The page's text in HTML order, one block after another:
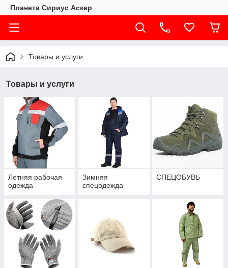
Планета Сириус Аскер
Товары и услуги
Товары и услуги
Летняя рабочая
одежда
Зимняя
спецодежда
СПЕЦОБУВЬ